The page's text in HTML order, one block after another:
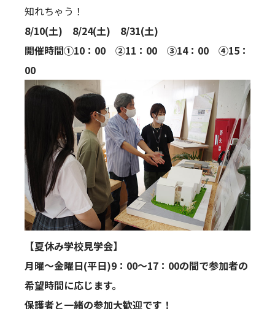
知れちゃう！
8/10(土) 8/24(土) 8/31(土)
開催時間①10：00 ②11：00 ③14：00 ④15：
00
【夏休み学校見学会】
月曜～金曜日(平日)9：00～17：00の間で参加者の
希望時間に応じます。
保護者と一緒の参加大歓迎です！